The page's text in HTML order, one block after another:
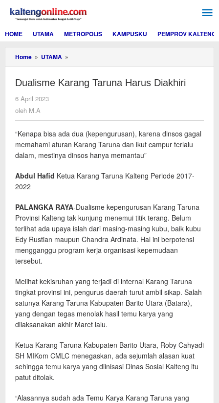
konten
HOME
UTAMA METROPOLIS KAMPUSKU PEMPROV KALTENG
Home » UTAMA »
Karang
Harus
Dualisme Karang Taruna Harus Diakhiri
6 April 2023
oleh M.A
“Kenapa bisa ada dua (kepengurusan), karena dinsos gagal
memahami aturan Karang Taruna dan ikut campur terlalu
dalam, mestinya dinsos hanya memantau”
Abdul Hafid Ketua Karang Taruna Kalteng Periode 2017-
2022
PALANGKA RAYA-Dualisme kepengurusan Karang Taruna
Provinsi Kalteng tak kunjung menemui titik terang. Belum
terlihat ada upaya islah dari masing-masing kubu, baik kubu
Edy Rustian maupun Chandra Ardinata. Hal ini berpotensi
mengganggu program kerja organisasi kepemudaan
tersebut.
Melihat kekisruhan yang terjadi di internal Karang Taruna
tingkat provinsi ini, pengurus daerah turut ambil sikap. Salah
satunya Karang Taruna Kabupaten Barito Utara (Batara),
yang dengan tegas menolak hasil temu karya yang
dilaksanakan akhir Maret lalu.
Ketua Karang Taruna Kabupaten Barito Utara, Roby Cahyadi
SH MIKom CMLC menegaskan, ada sejumlah alasan kuat
sehingga temu karya yang diinisasi Dinas Sosial Kalteng itu
patut ditolak.
“Alasannya sudah ada Temu Karya Karang Taruna yang